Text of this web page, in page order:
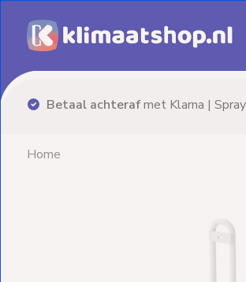
| In3 | Billink Advies nodig?
Aanbiedingen
Home